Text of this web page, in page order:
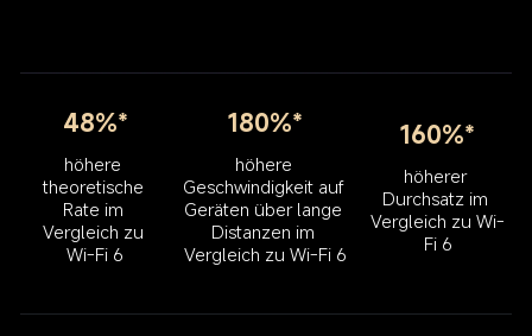
48%*
höhere
theoretische
Rate im
Vergleich zu
Wi-Fi 6
180%*
höhere
Geschwindigkeit auf
Geräten über lange
Distanzen im
Vergleich zu Wi-Fi 6
160%*
höherer
Durchsatz im
Vergleich zu Wi-
Fi 6